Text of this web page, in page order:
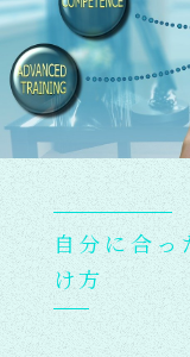
自分に合
け方